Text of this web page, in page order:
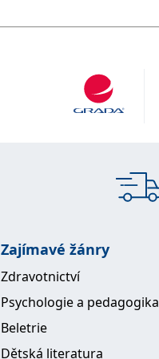
Zajímavé žánry
Zdravotnictví
Psychologie a pedagogika
Beletrie
Dětská literatura